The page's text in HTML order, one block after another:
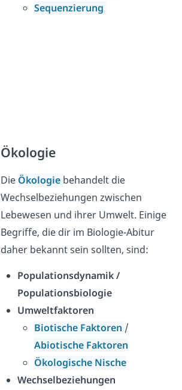
Sequenzierung
Ökologie
Die Ökologie behandelt die
Wechselbeziehungen zwischen
Lebewesen und ihrer Umwelt. Einige
Begriffe, die dir im Biologie-Abitur
daher bekannt sein sollten, sind:
Populationsdynamik /
Populationsbiologie
Umweltfaktoren
Biotische Faktoren /
Abiotische Faktoren
Ökologische Nische
Wechselbeziehungen